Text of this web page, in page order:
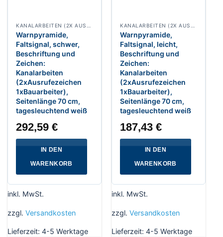
KANALARBEITEN (2X AUSRUFEZEICHEN 1X BAUARBEITER)
Warnpyramide,
Faltsignal, schwer,
Beschriftung und
Zeichen:
Kanalarbeiten
(2xAusrufezeichen
1xBauarbeiter),
Seitenlänge 70 cm,
tagesleuchtend weiß
292,59€
IN DEN
WARENKORB
inkl. MwSt.
zzgl. Versandkosten
Lieferzeit: 4-5 Werktage
KANALARBEITEN (2X AUSRUFEZEICHEN 1X BAUARBEITER)
Warnpyramide,
Faltsignal, leicht,
Beschriftung und
Zeichen:
Kanalarbeiten
(2xAusrufezeichen
1xBauarbeiter),
Seitenlänge 70 cm,
tagesleuchtend weiß
187,43€
IN DEN
WARENKORB
inkl. MwSt.
zzgl. Versandkosten
Lieferzeit: 4-5 Werktage